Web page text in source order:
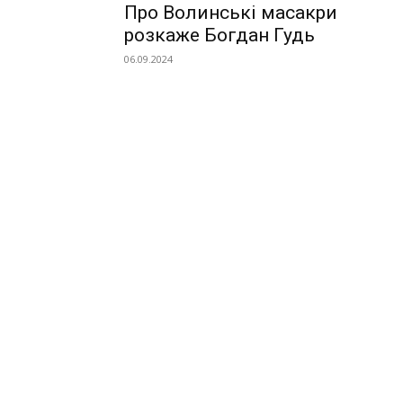
Про Волинські масакри
розкаже Богдан Гудь
06.09.2024